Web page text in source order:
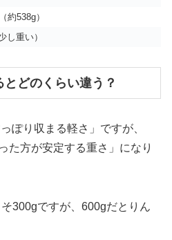
約538g）
し重い）
どのくらい違う？
ぽり収まる軽さ」ですが、
た方が安定する重さ」になり
300gですが、600gだとりん